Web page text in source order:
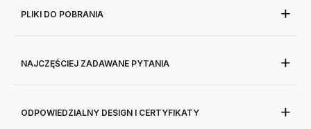
PLIKI DO POBRANIA
NAJCZĘŚCIEJ ZADAWANE PYTANIA
ODPOWIEDZIALNY DESIGN I CERTYFIKATY